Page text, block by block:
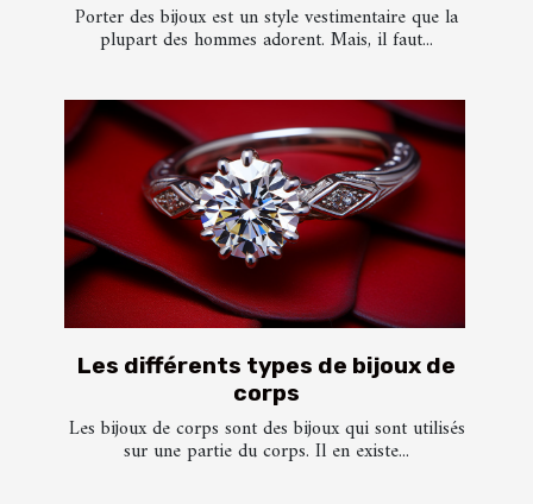
Porter des bijoux est un style vestimentaire que la
plupart des hommes adorent. Mais, il faut...
Les différents types de bijoux de
corps
Les bijoux de corps sont des bijoux qui sont utilisés
sur une partie du corps. Il en existe...